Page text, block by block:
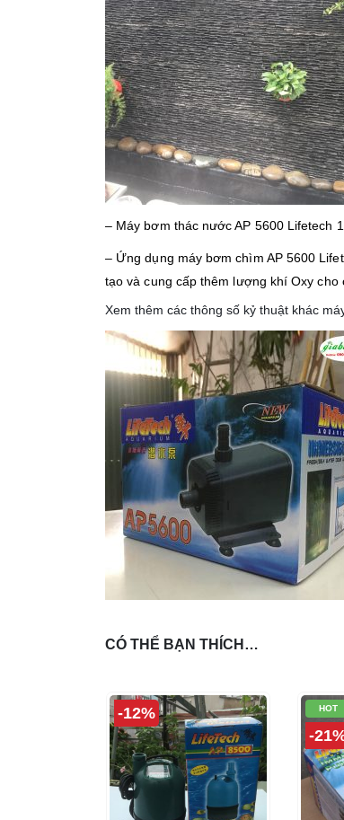
– Máy bơm thác nước AP 5600 Lifetech
– Ứng dụng máy bơm chìm AP 5600
tạo và cung cấp thêm lượng khí Oxy
Xem thêm các thông số kỷ thuật khác
CÓ THỂ BẠN THÍCH…
-12% HOT
-